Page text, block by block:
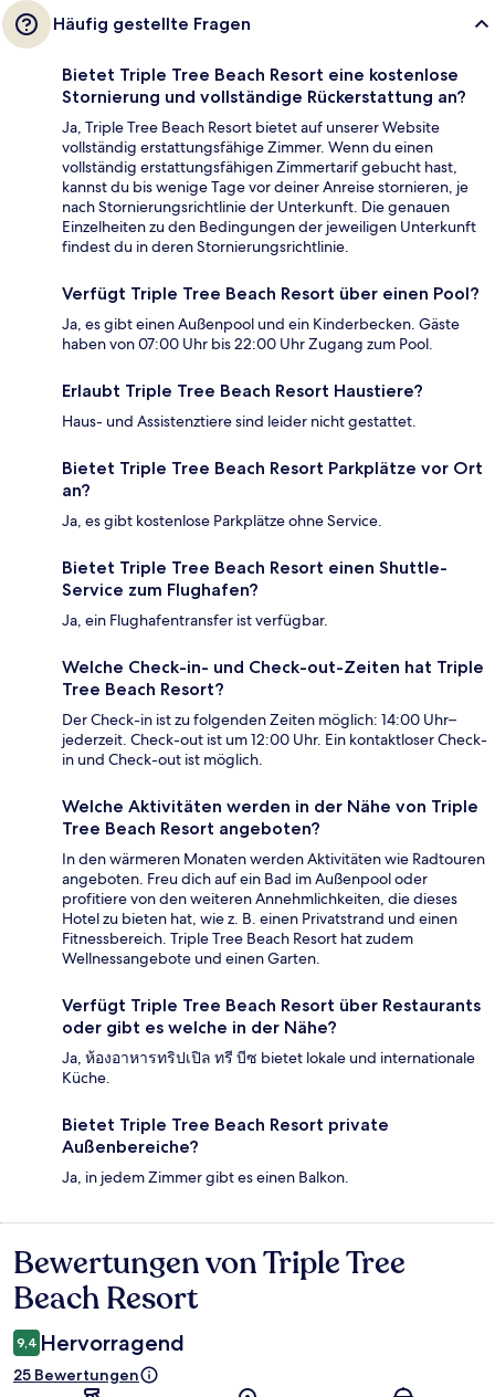
Häufig gestellte Fragen
Bietet Triple Tree Beach Resort eine kostenlose
Stornierung und vollständige Rückerstattung an?
Ja, Triple Tree Beach Resort bietet auf unserer Website
vollständig erstattungsfähige Zimmer. Wenn du einen
vollständig erstattungsfähigen Zimmertarif gebucht hast,
kannst du bis wenige Tage vor deiner Anreise stornieren, je
nach Stornierungsrichtlinie der Unterkunft. Die genauen
Einzelheiten zu den Bedingungen der jeweiligen Unterkunft
findest du in deren Stornierungsrichtlinie.
Verfügt Triple Tree Beach Resort über einen Pool?
Ja, es gibt einen Außenpool und ein Kinderbecken. Gäste
haben von 07:00 Uhr bis 22:00 Uhr Zugang zum Pool.
Erlaubt Triple Tree Beach Resort Haustiere?
Haus- und Assistenztiere sind leider nicht gestattet.
Bietet Triple Tree Beach Resort Parkplätze vor Ort
an?
Ja, es gibt kostenlose Parkplätze ohne Service.
Bietet Triple Tree Beach Resort einen Shuttle-
Service zum Flughafen?
Ja, ein Flughafentransfer ist verfügbar.
Welche Check-in- und Check-out-Zeiten hat Triple
Tree Beach Resort?
Der Check-in ist zu folgenden Zeiten möglich: 14:00 Uhr–
jederzeit. Check-out ist um 12:00 Uhr. Ein kontaktloser Check-
in und Check-out ist möglich.
Welche Aktivitäten werden in der Nähe von Triple
Tree Beach Resort angeboten?
In den wärmeren Monaten werden Aktivitäten wie Radtouren
angeboten. Freu dich auf ein Bad im Außenpool oder
profitiere von den weiteren Annehmlichkeiten, die dieses
Hotel zu bieten hat, wie z. B. einen Privatstrand und einen
Fitnessbereich. Triple Tree Beach Resort hat zudem
Wellnessangebote und einen Garten.
Verfügt Triple Tree Beach Resort über Restaurants
oder gibt es welche in der Nähe?
Ja, ห้องอาหารทริปเปิล ทรี บีซ bietet lokale und internationale
Küche.
Bietet Triple Tree Beach Resort private
Außenbereiche?
Ja, in jedem Zimmer gibt es einen Balkon.
Bewertungen
Bewertungen von Triple Tree
Beach Resort
9,4 Hervorragend
25 Bewertungen